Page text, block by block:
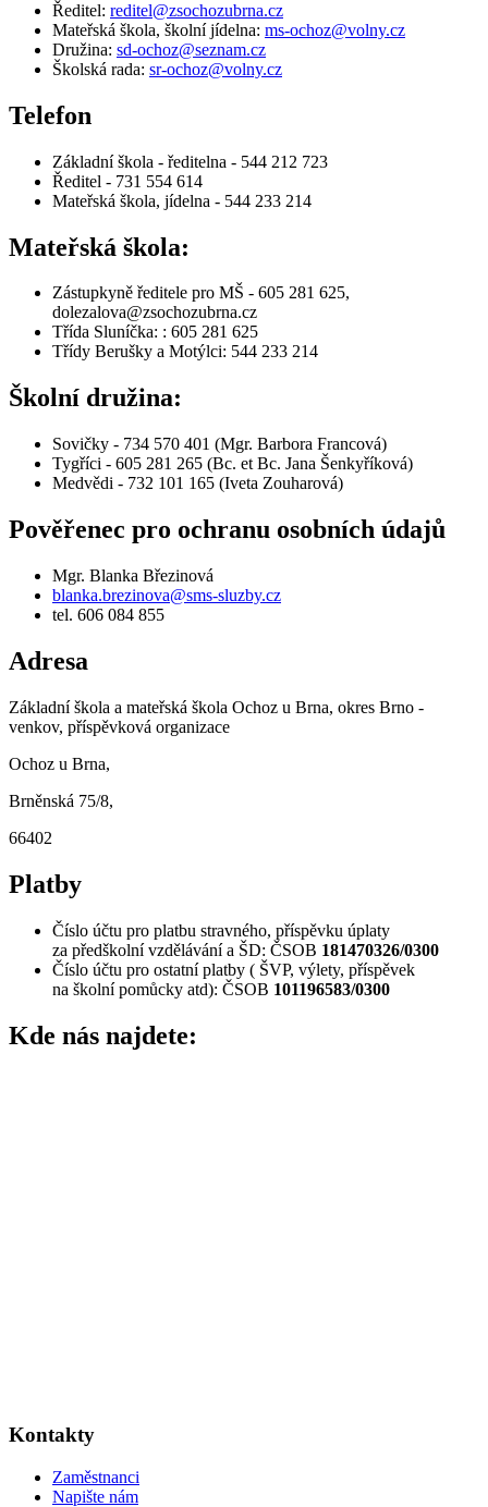
Ředitel: reditel@zsochozubrna.cz
Mateřská škola, školní jídelna: ms-ochoz@volny.cz
Družina: sd-ochoz@seznam.cz
Školská rada: sr-ochoz@volny.cz
Telefon
Základní škola - ředitelna - 544 212 723
Ředitel - 731 554 614
Mateřská škola, jídelna - 544 233 214
Mateřská škola:
Zástupkyně ředitele pro MŠ - 605 281 625,
dolezalova@zsochozubrna.cz
Třída Sluníčka: : 605 281 625
Třídy Berušky a Motýlci: 544 233 214
Školní družina:
Sovičky - 734 570 401 (Mgr. Barbora Francová)
Tygříci - 605 281 265 (Bc. et Bc. Jana Šenkyříková)
Medvědi - 732 101 165 (Iveta Zouharová)
Pověřenec pro ochranu osobních údajů
Mgr. Blanka Březinová
blanka.brezinova@sms-sluzby.cz
tel. 606 084 855
Adresa
Základní škola a mateřská škola Ochoz u Brna, okres Brno -
venkov, příspěvková organizace
Ochoz u Brna,
Brněnská 75/8,
66402
Platby
Číslo účtu pro platbu stravného, příspěvku úplaty
za předškolní vzdělávání a ŠD: ČSOB 181470326/0300
Číslo účtu pro ostatní platby ( ŠVP, výlety, příspěvek
na školní pomůcky atd): ČSOB 101196583/0300
Kde nás najdete:
Kontakty
Zaměstnanci
Napište nám